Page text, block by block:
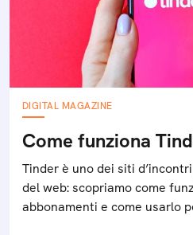
DIGITAL MAGAZINE
Come funziona
Tinder è uno dei siti
del web: scopriamo come
abbonamenti e come usarlo